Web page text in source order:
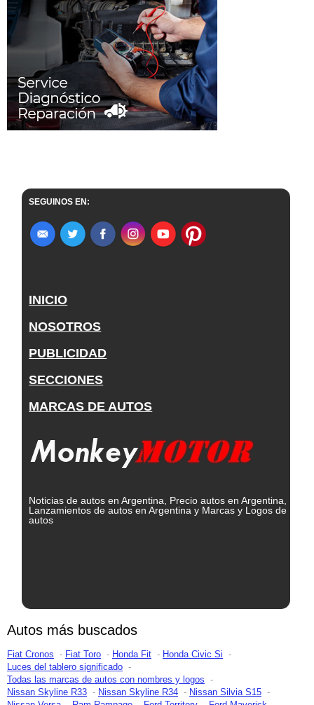
SEGUINOS EN:
INICIO
NOSOTROS
PUBLICIDAD
SECCIONES
MARCAS DE AUTOS
Noticias de autos en Argentina, Precio autos en Argentina,
Lanzamientos de autos en Argentina y Marcas y Logos de
autos
Autos más buscados
Fiat Cronos Fiat Toro Honda Fit
Honda Civic Si
Luces del tablero significado
Todas las marcas de autos con nombres y logos
Nissan Skyline R33
Nissan Skyline R34
Nissan Silvia S15